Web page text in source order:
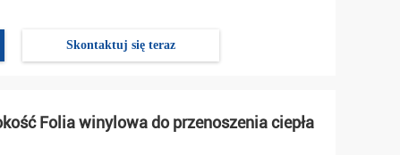
Skontaktuj się teraz
Folia winylowa do przenoszenia ciepła